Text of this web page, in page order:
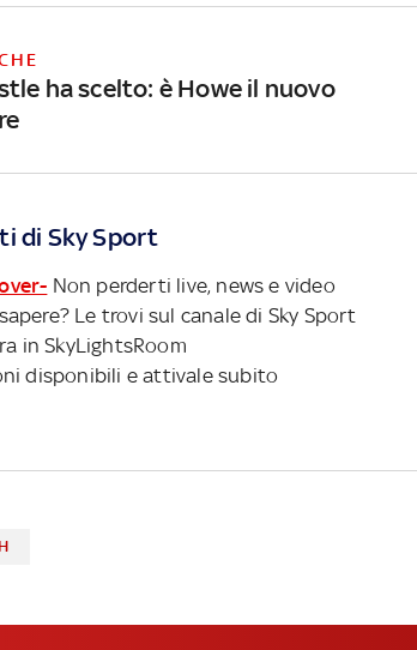
ha scelto: è Howe il nuovo
di Sky Sport
Non perderti live, news e video
Le trovi sul canale di Sky Sport
in SkyLightsRoom
disponibili e attivale subito